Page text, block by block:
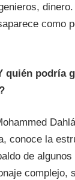
como
quién podría
conoce la
de
complejo,